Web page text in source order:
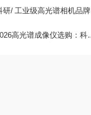
/ 工业级高光谱相机品牌排行，国内外厂家实力对比
高光谱成像仪选购：科研和工业机型别选错！